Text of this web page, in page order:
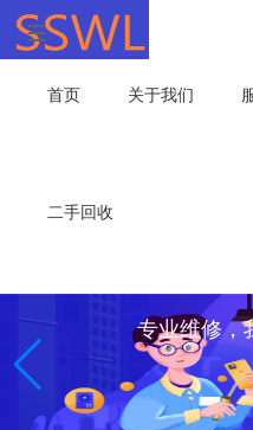
首页 关于我们
二手回收
专业维修，